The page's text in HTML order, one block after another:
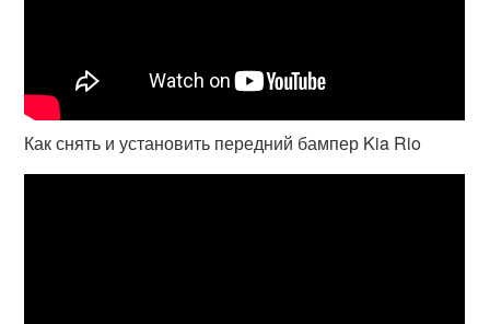
Как снять и установить передний бампер Kia Rio